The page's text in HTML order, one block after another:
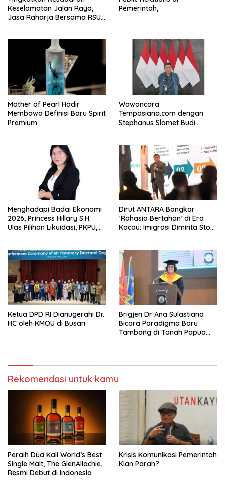
Keselamatan Jalan Raya,
Jasa Raharja Bersama RSU
Komprehensif di Jagakarsa
Pemerintah,
Mother of Pearl Hadir
Membawa Definisi Baru Spirit
Premium
Wawancara
Temposiana.com dengan
Stephanus Slamet Budi
Menghadapi Badai Ekonomi
2026, Princess Hillary S.H.
Ulas Pilihan Likuidasi, PKPU,
Dirut ANTARA Bongkar
‘Rahasia Bertahan’ di Era
Kacau: Imigrasi Diminta Stop
Ketua DPD RI Dianugerahi Dr.
HC oleh KMOU di Busan
Brigjen Dr Ana Sulastiana
Bicara Paradigma Baru
Tambang di Tanah Papua
Rekomendasi untuk kamu
Peraih Dua Kali World’s Best
Single Malt, The GlenAllachie,
Resmi Debut di Indonesia
Krisis Komunikasi Pemerintah
Kian Parah?